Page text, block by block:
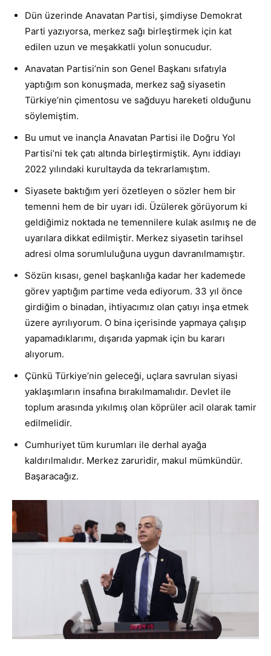
Dün üzerinde Anavatan Partisi, şimdiyse Demokrat
Parti yazıyorsa, merkez sağı birleştirmek için kat
edilen uzun ve meşakkatli yolun sonucudur.
Anavatan Partisi’nin son Genel Başkanı sıfatıyla
yaptığım son konuşmada, merkez sağ siyasetin
Türkiye’nin çimentosu ve sağduyu hareketi olduğunu
söylemiştim.
Bu umut ve inançla Anavatan Partisi ile Doğru Yol
Partisi’ni tek çatı altında birleştirmiştik. Aynı iddiayı
2022 yılındaki kurultayda da tekrarlamıştım.
Siyasete baktığım yeri özetleyen o sözler hem bir
temenni hem de bir uyarı idi. Üzülerek görüyorum ki
geldiğimiz noktada ne temennilere kulak asılmış ne de
uyarılara dikkat edilmiştir. Merkez siyasetin tarihsel
adresi olma sorumluluğuna uygun davranılmamıştır.
Sözün kısası, genel başkanlığa kadar her kademede
görev yaptığım partime veda ediyorum. 33 yıl önce
girdiğim o binadan, ihtiyacımız olan çatıyı inşa etmek
üzere ayrılıyorum. O bina içerisinde yapmaya çalışıp
yapamadıklarımı, dışarıda yapmak için bu kararı
alıyorum.
Çünkü Türkiye’nin geleceği, uçlara savrulan siyasi
yaklaşımların insafına bırakılmamalıdır. Devlet ile
toplum arasında yıkılmış olan köprüler acil olarak tamir
edilmelidir.
Cumhuriyet tüm kurumları ile derhal ayağa
kaldırılmalıdır. Merkez zaruridir, makul mümkündür.
Başaracağız.